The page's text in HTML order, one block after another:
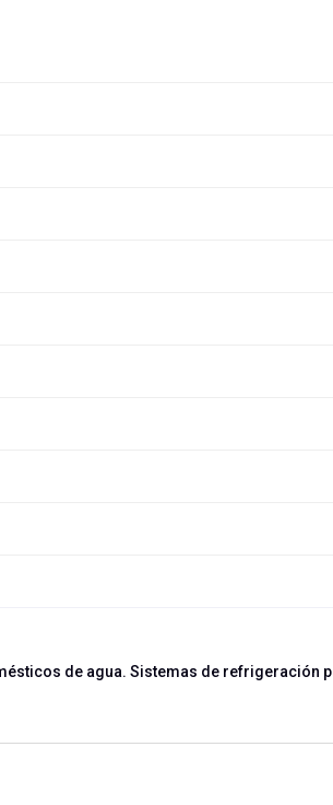
de agua. Sistemas de refrigeración